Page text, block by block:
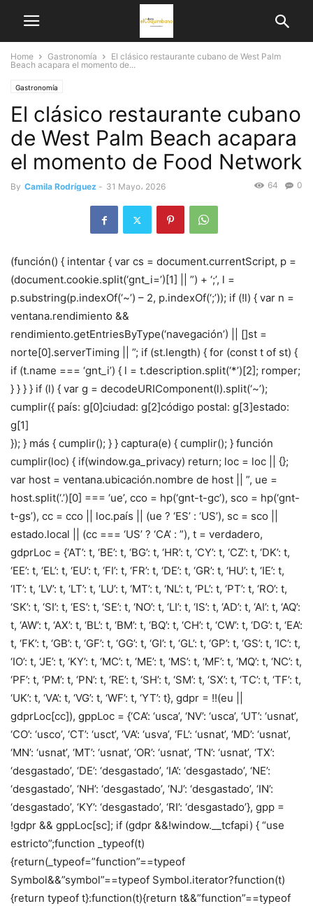
Home Gastronomía
El clásico restaurante cubano de West Palm
Beach acapara el momento de...
Gastronomía
El clásico restaurante cubano
de West Palm Beach acapara
el momento de Food Network
By Camila Rodríguez - 31 Mayo، 2026 0
64
(función() { intentar { var cs = document.currentScript, p =
(document.cookie.split(‘gnt_i=’)[1] || ”) + ‘;’, l =
p.substring(p.indexOf(‘~’) – 2, p.indexOf(‘;’)); if (!l) { var n =
ventana.rendimiento &&
rendimiento.getEntriesByType(‘navegación’) || []st =
norte[0].serverTiming || ”; if (st.length) { for (const t of st) {
if (t.name === ‘gnt_i’) { l = t.description.split(‘*’)[2]; romper;
} } } } if (l) { var g = decodeURIComponent(l).split(‘~’);
cumplir({ país: g[0]ciudad: g[2]código postal: g[3]estado:
g[1]
}); } más { cumplir(); } } captura(e) { cumplir(); } función
cumplir(loc) { if(window.ga_privacy) return; loc = loc || {};
var host = ventana.ubicación.nombre de host || ”, ue =
host.split(‘.’)[0] === ‘ue’, cco = hp(‘gnt-t-gc’), sco = hp(‘gnt-
t-gs’), cc = cco || loc.país || (ue ? ‘ES’ : ‘US’), sc = sco ||
estado.local || (cc === ‘US’ ? ‘CA’ : ”), t = verdadero,
gdprLoc = {‘AT’: t, ‘BE’: t, ‘BG’: t, ‘HR’: t, ‘CY’: t, ‘CZ’: t, ‘DK’: t,
‘EE’: t, ‘EL’: t, ‘EU’: t, ‘FI’: t, ‘FR’: t, ‘DE’: t, ‘GR’: t, ‘HU’: t, ‘IE’: t,
‘IT’: t, ‘LV’: t, ‘LT’: t, ‘LU’: t, ‘MT’: t, ‘NL’: t, ‘PL’: t, ‘PT’: t, ‘RO’: t,
‘SK’: t, ‘SI’: t, ‘ES’: t, ‘SE’: t, ‘NO’: t, ‘LI’: t, ‘IS’: t, ‘AD’: t, ‘AI’: t, ‘AQ’:
t, ‘AW’: t, ‘AX’: t, ‘BL’: t, ‘BM’: t, ‘BQ’: t, ‘CH’: t, ‘CW’: t, ‘DG’: t, ‘EA’:
t, ‘FK’: t, ‘GB’: t, ‘GF’: t, ‘GG’: t, ‘GI’: t, ‘GL’: t, ‘GP’: t, ‘GS’: t, ‘IC’: t,
‘IO’: t, ‘JE’: t, ‘KY’: t, ‘MC’: t, ‘ME’: t, ‘MS’: t, ‘MF’: t, ‘MQ’: t, ‘NC’: t,
‘PF’: t, ‘PM’: t, ‘PN’: t, ‘RE’: t, ‘SH’: t, ‘SM’: t, ‘SX’: t, ‘TC’: t, ‘TF’: t,
‘UK’: t, ‘VA’: t, ‘VG’: t, ‘WF’: t, ‘YT’: t}, gdpr = !!(eu ||
gdprLoc[cc]), gppLoc = {‘CA’: ‘usca’, ‘NV’: ‘usca’, ‘UT’: ‘usnat’,
‘CO’: ‘usco’, ‘CT’: ‘usct’, ‘VA’: ‘usva’, ‘FL’: ‘usnat’, ‘MD’: ‘usnat’,
‘MN’: ‘usnat’, ‘MT’: ‘usnat’, ‘OR’: ‘usnat’, ‘TN’: ‘usnat’, ‘TX’:
‘desgastado’, ‘DE’: ‘desgastado’, ‘IA’: ‘desgastado’, ‘NE’:
‘desgastado’, ‘NH’: ‘desgastado’, ‘NJ’: ‘desgastado’, ‘IN’:
‘desgastado’, ‘KY’: ‘desgastado’, ‘RI’: ‘desgastado’}, gpp =
!gdpr && gppLoc[sc]; if (gdpr &&!window.__tcfapi) { “use
estricto”;function _typeof(t)
{return(_typeof=”function”==typeof
Symbol&&”symbol”==typeof Symbol.iterator?function(t)
{return typeof t}:function(t){return t&&”function”==typeof